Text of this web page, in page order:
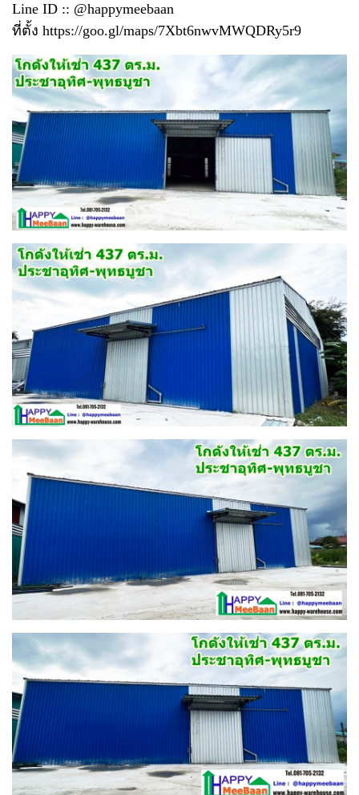
Line ID :: @happymeebaan
ที่ตั้ง https://goo.gl/maps/7Xbt6nwvMWQDRy5r9